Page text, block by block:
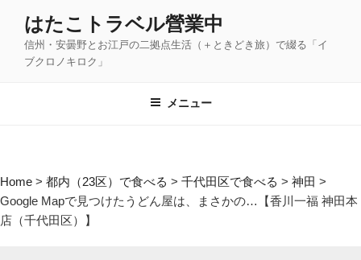
プ
はたこトラベル營業中
信州・安曇野とお江戸の二拠点生活（＋ときどき旅）で綴る「イ
ブクロノキロク」
メニュー
Home > 都内（23区）で食べる > 千代田区で食べる > 神田 >
Google Mapで見つけたうどん屋は、まさかの…【香川一福 神田本
店（千代田区）】